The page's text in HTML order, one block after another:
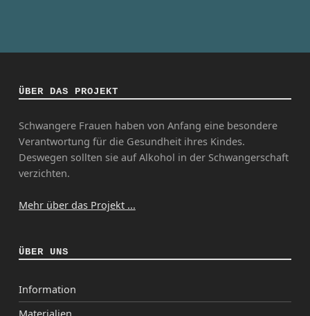
ÜBER DAS PROJEKT
Schwangere Frauen haben von Anfang eine besondere
Verantwortung für die Gesundheit ihres Kindes.
Deswegen sollten sie auf Alkohol in der Schwangerschaft
verzichten.
Mehr über das Projekt ...
ÜBER UNS
Information